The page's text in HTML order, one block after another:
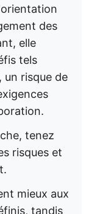
des
elle
tels
un risque de
tenez
risques et
mieux aux
tandis